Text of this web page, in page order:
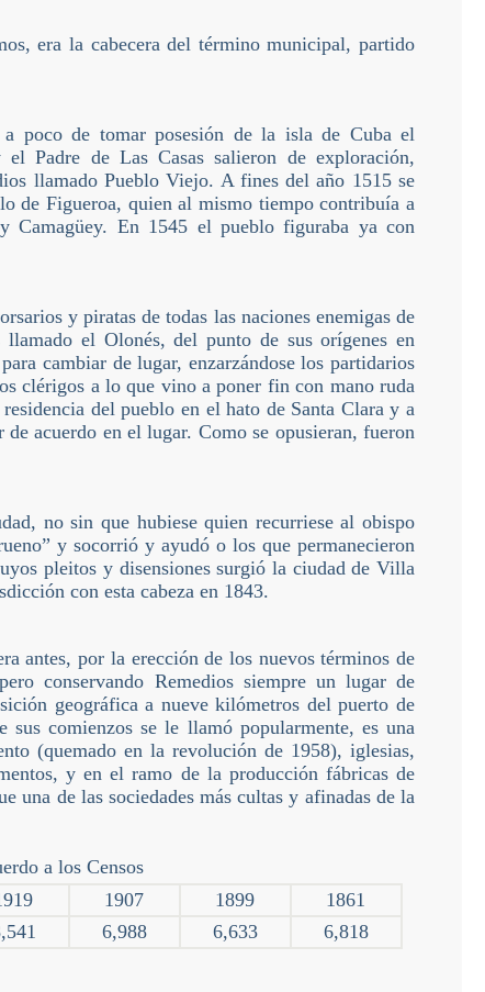
era la cabecera del término municipal, partido
poco de tomar posesión de la isla de Cuba el
Padre de Las Casas salieron de exploración,
llamado Pueblo Viejo. A fines del año 1515 se
de Figueroa, quien al mismo tiempo contribuía a
En 1545 el pueblo figuraba ya con
y piratas de todas las naciones enemigas de
el Olonés, del punto de sus orígenes en
cambiar de lugar, enzarzándose los partidarios
clérigos a lo que vino a poner fin con mano ruda
del pueblo en el hato de Santa Clara y a
acuerdo en el lugar. Como se opusieran, fueron
no sin que hubiese quien recurriese al obispo
y socorrió y ayudó o los que permanecieron
pleitos y disensiones surgió la ciudad de Villa
con esta cabeza en 1843.
antes, por la erección de los nuevos términos de
conservando Remedios siempre un lugar de
geográfica a nueve kilómetros del puerto de
sus comienzos se le llamó popularmente, es una
(quemado en la revolución de 1958), iglesias,
y en el ramo de la producción fábricas de
una de las sociedades más cultas y afinadas de la
a los Censos
1907 1899
1861
6,988 6,633 6,818